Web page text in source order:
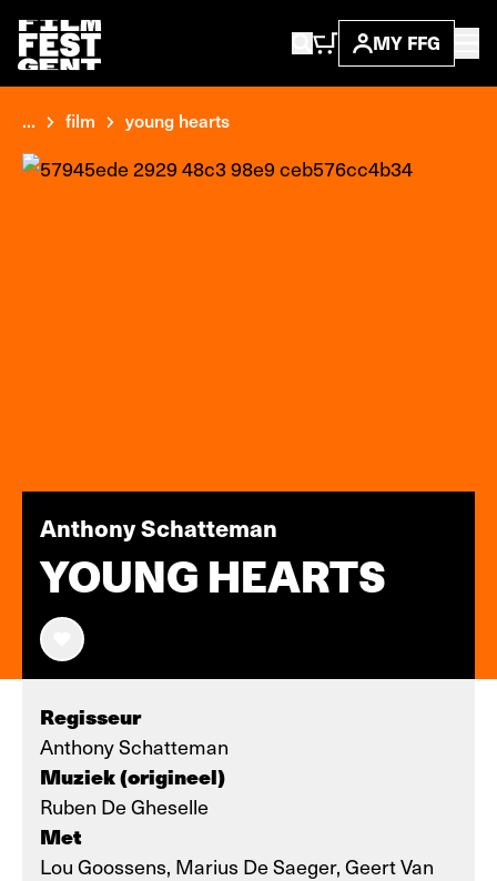
MY FFG
... film young hearts
Anthony Schatteman
YOUNG HEARTS
Regisseur
Anthony Schatteman
Muziek (origineel)
Ruben De Gheselle
Met
Lou Goossens, Marius De Saeger, Geert Van